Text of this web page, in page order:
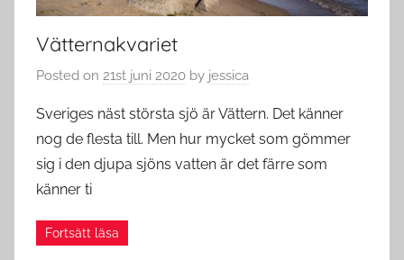
Vätternakvariet
Posted on 21st juni 2020 by jessica
Sveriges näst största sjö är Vättern. Det känner
nog de flesta till. Men hur mycket som gömmer
sig i den djupa sjöns vatten är det färre som
känner ti